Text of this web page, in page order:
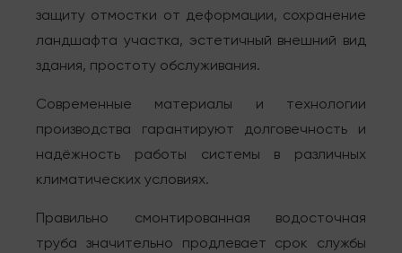
защиту отмостки от деформации, сохранение
ландшафта участка, эстетичный внешний вид
здания, простоту обслуживания.
Современные материалы и технологии
производства гарантируют долговечность и
надёжность работы системы в различных
климатических условиях.
Правильно смонтированная водосточная
труба значительно продлевает срок службы